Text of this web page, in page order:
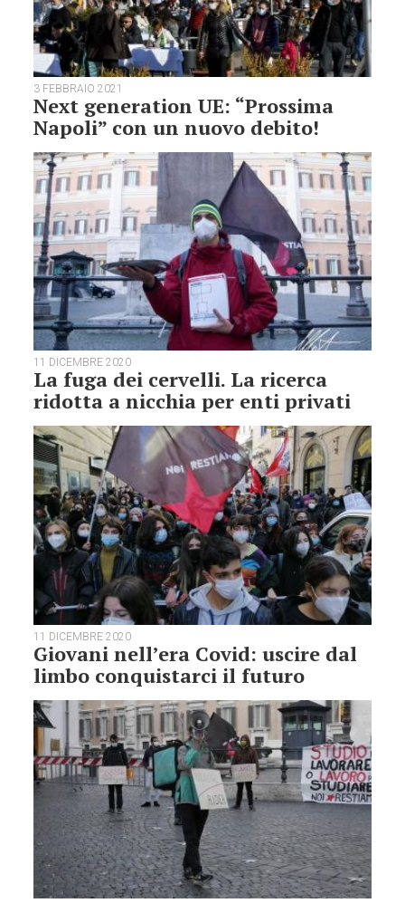
3 FEBBRAIO 2021
Next generation UE: “Prossima
Napoli” con un nuovo debito!
11 DICEMBRE 2020
La fuga dei cervelli. La ricerca
ridotta a nicchia per enti privati
11 DICEMBRE 2020
Giovani nell’era Covid: uscire dal
limbo conquistarci il futuro